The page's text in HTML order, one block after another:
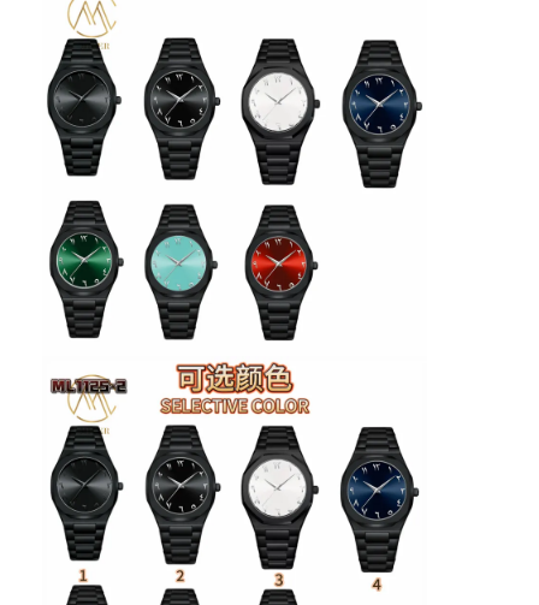
Relógio de fita de silício
Relógio de quartzo
Relógio de quartzo para homens
relógio de quartzo
Relógio Desportivo Digital
Um relógio de casal elegante
Relógio de pulso para crianças
Peças de reposição de relógios
Peças sobressalentes de cintos de relógio